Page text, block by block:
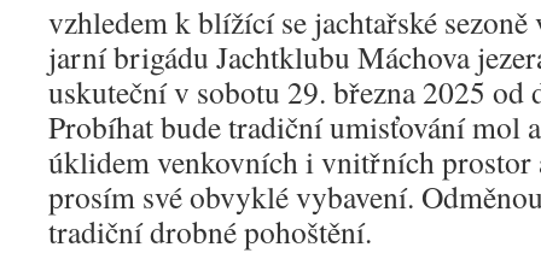
vzhledem k blížící se jachtařské sezoně
jarní brigádu Jachtklubu Máchova
uskuteční v sobotu 29. března 2025 od
Probíhat bude tradiční umisťování mol
úklidem venkovních i vnitřních prostor
prosím své obvyklé vybavení.
tradiční drobné pohoštění.